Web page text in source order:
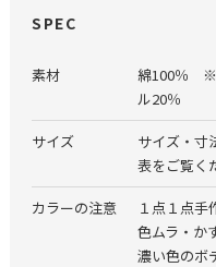
SPEC
素材
綿100％ ※
ル20％
サイズ
サイズ・寸
表をご覧く
カラーの注意
１点１点手
色ムラ・か
濃い色のボ